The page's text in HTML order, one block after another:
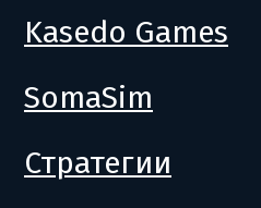
Kasedo Games
SomaSim
Стратегии